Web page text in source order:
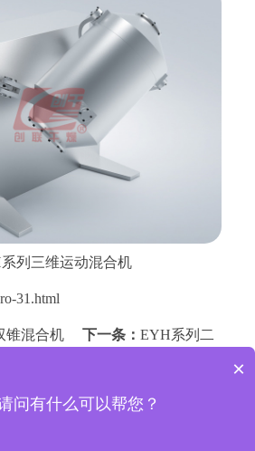
列三维运动混合机
31.html
锥混合机 下一条：EYH系列二
×
问有什么可以帮您？